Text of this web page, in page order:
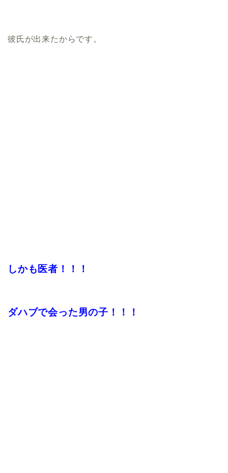
彼氏が出来たからです。
しかも医者！！！
ダハブで会った男の子！！！